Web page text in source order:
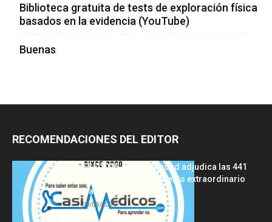
Biblioteca gratuita de tests de exploración física
basados en la evidencia (YouTube)
Buenas
RECOMENDACIONES DEL EDITOR
FSE 2025-2026: Sanidad adjudica las 441
plazas del procedimiento extraordinario
tras...
09/08/2026